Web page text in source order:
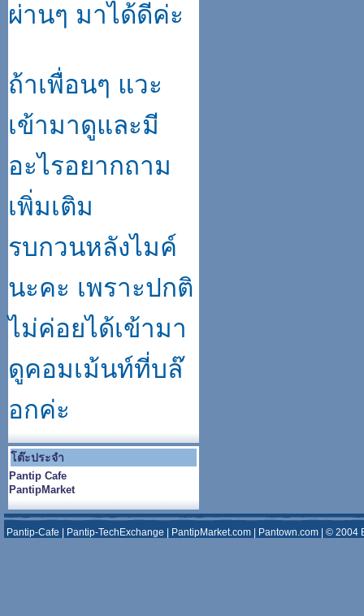
ผ่านๆ มาได้ดีค่ะ
ถ้าเพื่อนๆ แวะ
เข้ามาดูและมี
อะไรอยากถาม
เพิ่มเติม
รบกวนหลังไมค์
นะคะ เพราะปกติ
ไม่ค่อยได้เข้ามา
ดูคอมเม้นท์ที่บล๊
อกค่ะ
โต๊ะประจำ
Pantip Cafe
PantipMarket
Pantip-Cafe Pantip-TechExchange PantipMarket.com Pantown.com | © 2004